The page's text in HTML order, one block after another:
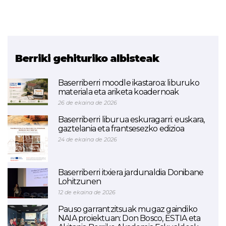
Berriki gehituriko albisteak
Baserriberri moodle ikastaroa: liburuko
materiala eta ariketa koadernoak
26 de ekaina de 2026
Baserriberri liburua eskuragarri: euskara,
gaztelania eta frantsesezko edizioa
24 de ekaina de 2026
Baserriberri itxiera jardunaldia Donibane
Lohitzunen
12 de ekaina de 2026
Pauso garrantzitsuak mugaz gaindiko
NAIA proiektuan: Don Bosco, ESTIA eta